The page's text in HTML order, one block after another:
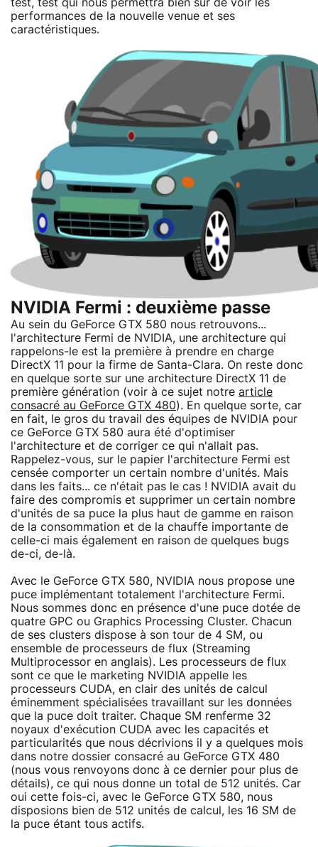
test, test qui nous permettra bien sûr de voir les
performances de la nouvelle venue et ses
caractéristiques.
NVIDIA Fermi : deuxième passe
Au sein du GeForce GTX 580 nous retrouvons...
l'architecture Fermi de NVIDIA, une architecture qui
rappelons-le est la première à prendre en charge
DirectX 11 pour la firme de Santa-Clara. On reste donc
en quelque sorte sur une architecture DirectX 11 de
première génération (voir à ce sujet notre article
consacré au GeForce GTX 480). En quelque sorte, car
en fait, le gros du travail des équipes de NVIDIA pour
ce GeForce GTX 580 aura été d'optimiser
l'architecture et de corriger ce qui n'allait pas.
Rappelez-vous, sur le papier l'architecture Fermi est
censée comporter un certain nombre d'unités. Mais
dans les faits... ce n'était pas le cas ! NVIDIA avait du
faire des compromis et supprimer un certain nombre
d'unités de sa puce la plus haut de gamme en raison
de la consommation et de la chauffe importante de
celle-ci mais également en raison de quelques bugs
de-ci, de-là.
Avec le GeForce GTX 580, NVIDIA nous propose une
puce implémentant totalement l'architecture Fermi.
Nous sommes donc en présence d'une puce dotée de
quatre GPC ou Graphics Processing Cluster. Chacun
de ses clusters dispose à son tour de 4 SM, ou
ensemble de processeurs de flux (Streaming
Multiprocessor en anglais). Les processeurs de flux
sont ce que le marketing NVIDIA appelle les
processeurs CUDA, en clair des unités de calcul
éminemment spécialisées travaillant sur les données
que la puce doit traiter. Chaque SM renferme 32
noyaux d'exécution CUDA avec les capacités et
particularités que nous décrivions il y a quelques mois
dans notre dossier consacré au GeForce GTX 480
(nous vous renvoyons donc à ce dernier pour plus de
détails), ce qui nous donne un total de 512 unités. Car
oui cette fois-ci, avec le GeForce GTX 580, nous
disposions bien de 512 unités de calcul, les 16 SM de
la puce étant tous actifs.